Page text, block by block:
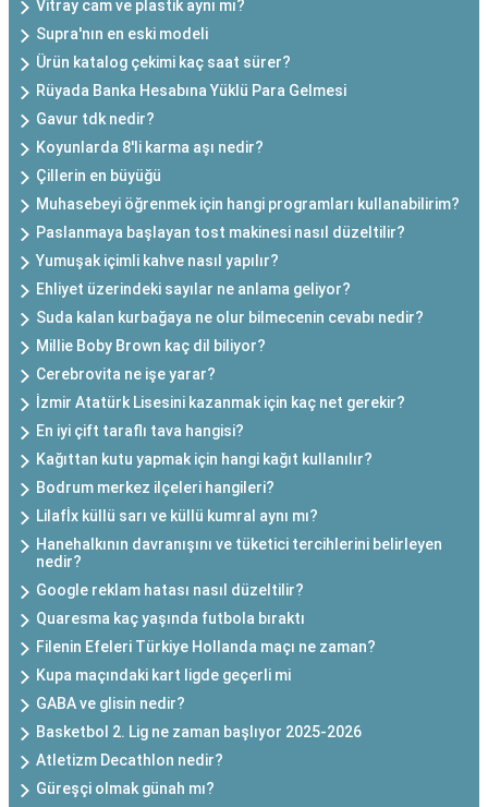
Vitray cam ve plastik aynı mı?
Supra'nın en eski modeli
Ürün katalog çekimi kaç saat sürer?
Rüyada Banka Hesabına Yüklü Para Gelmesi
Gavur tdk nedir?
Koyunlarda 8'li karma aşı nedir?
Çillerin en büyüğü
Muhasebeyi öğrenmek için hangi programları kullanabilirim?
Paslanmaya başlayan tost makinesi nasıl düzeltilir?
Yumuşak içimli kahve nasıl yapılır?
Ehliyet üzerindeki sayılar ne anlama geliyor?
Suda kalan kurbağaya ne olur bilmecenin cevabı nedir?
Millie Boby Brown kaç dil biliyor?
Cerebrovita ne işe yarar?
İzmir Atatürk Lisesini kazanmak için kaç net gerekir?
En iyi çift taraflı tava hangisi?
Kağıttan kutu yapmak için hangi kağıt kullanılır?
Bodrum merkez ilçeleri hangileri?
Lilafİx küllü sarı ve küllü kumral aynı mı?
Hanehalkının davranışını ve tüketici tercihlerini belirleyen
nedir?
Google reklam hatası nasıl düzeltilir?
Quaresma kaç yaşında futbola bıraktı
Filenin Efeleri Türkiye Hollanda maçı ne zaman?
Kupa maçındaki kart ligde geçerli mi
GABA ve glisin nedir?
Basketbol 2. Lig ne zaman başlıyor 2025-2026
Atletizm Decathlon nedir?
Güreşçi olmak günah mı?